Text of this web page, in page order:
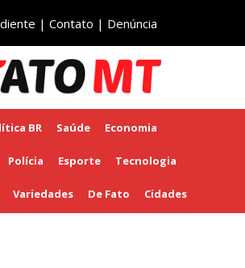
| Contato | Denúncia
BR Saúde Economia
Polícia Esporte Tecnologia
Variedades De Fato Cidades